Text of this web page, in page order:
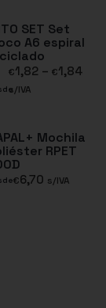
SET Set
A6 espiral
€1,82 – €1,84
s/IVA
Mochila
RPET
€6,70 s/IVA